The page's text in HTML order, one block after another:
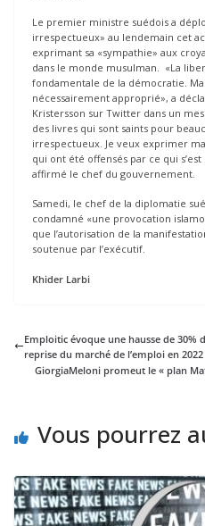
Le premier ministre suédois a
irrespectueux» au lendemain cet
exprimant sa «sympathie» aux
dans le monde musulman. «La
fondamentale de la démocratie.
nécessairement approprié», a
Kristersson sur Twitter dans un
des livres qui sont saints pour
irrespectueux. Je veux exprimer
qui ont été offensés par ce qui
affirmé le chef du gouvernement.
Samedi, le chef de la diplomatie
condamné «une provocation
que l’autorisation de la
soutenue par l’exécutif.
Khider Larbi
Emploitic évoque une hausse de 30%
reprise du marché de l’emploi en 2022
GiorgiaMeloni promeut le « plan
Vous pourrez